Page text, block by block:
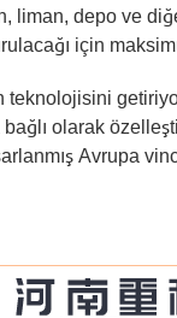
liman, depo ve
için
teknolojisini
olarak
Avrupa